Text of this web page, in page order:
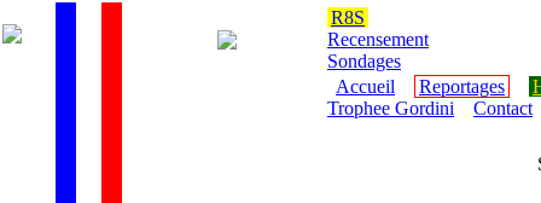
R8S
Recensement
Sondages
Accueil
Reportages
Trophee Gordini
Contact